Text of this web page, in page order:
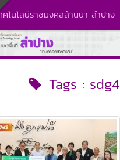
โนโลยีราชมงคลล้านนา ลำปาง
Tags : sdg4